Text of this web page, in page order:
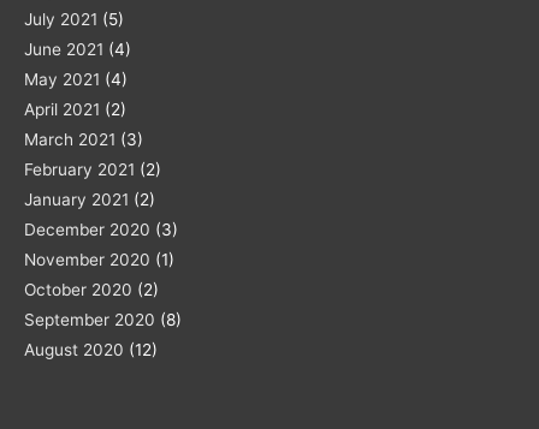
July 2021 (5)
June 2021 (4)
May 2021 (4)
April 2021 (2)
March 2021 (3)
February 2021 (2)
January 2021 (2)
December 2020 (3)
November 2020 (1)
October 2020 (2)
September 2020 (8)
August 2020 (12)